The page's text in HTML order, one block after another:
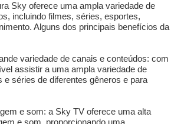
Sky oferece uma ampla variedade de
incluindo filmes, séries, esportes,
Alguns dos principais benefícios da
variedade de canais e conteúdos: com
assistir a uma ampla variedade de
e séries de diferentes gêneros e para
e som: a Sky TV oferece uma alta